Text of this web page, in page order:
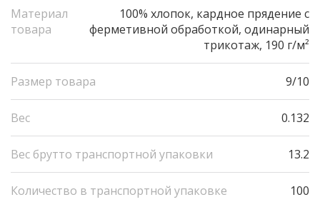
Материал
товара
100% хлопок, кардное прядение с
ферметивной обработкой, одинарный
трикотаж, 190 г/м²
Размер товара 9/10
Вес 0.132
Вес брутто транспортной упаковки 13.2
Количество в транспортной упаковке 100